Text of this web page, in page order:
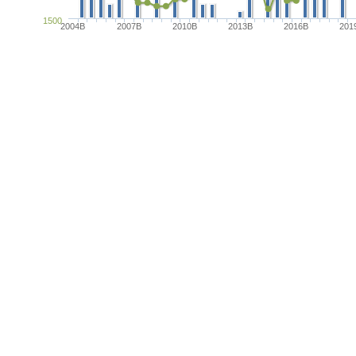
2004B 2007B 2010B 2013B 2016B
1500